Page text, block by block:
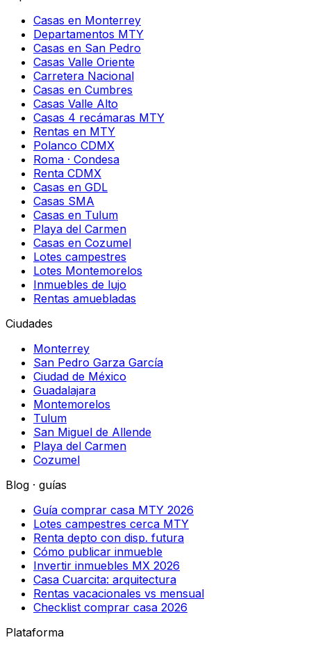
Casas en Monterrey
Departamentos MTY
Casas en San Pedro
Casas Valle Oriente
Carretera Nacional
Casas en Cumbres
Casas Valle Alto
Casas 4 recámaras MTY
Rentas en MTY
Polanco CDMX
Roma · Condesa
Renta CDMX
Casas en GDL
Casas SMA
Casas en Tulum
Playa del Carmen
Casas en Cozumel
Lotes campestres
Lotes Montemorelos
Inmuebles de lujo
Rentas amuebladas
Ciudades
Monterrey
San Pedro Garza García
Ciudad de México
Guadalajara
Montemorelos
Tulum
San Miguel de Allende
Playa del Carmen
Cozumel
Blog · guías
Guía comprar casa MTY 2026
Lotes campestres cerca MTY
Renta depto con disp. futura
Cómo publicar inmueble
Invertir inmuebles MX 2026
Casa Cuarcita: arquitectura
Rentas vacacionales vs mensual
Checklist comprar casa 2026
Plataforma